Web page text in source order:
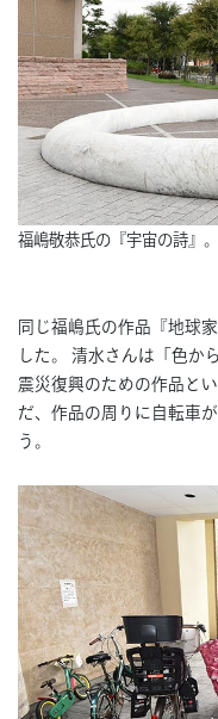
福嶋敬恭氏の『宇宙の詩』。
同じ福嶋氏の作品『地球
した。 清水さんは「色か
震災復興のための作品と
だ、作品の周りに自転車
う。